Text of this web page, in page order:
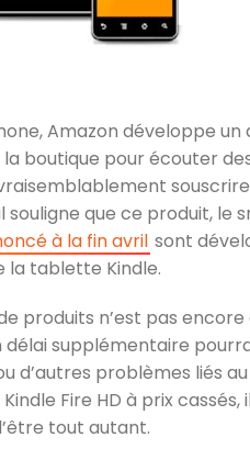
Amazon développe
boutique pour écouter
que ce produit, le
à la fin avril sont
la tablette Kindle.
produits n’est pas encore
délai supplémentaire
d’autres problèmes liés
Fire HD à prix
tout autant.